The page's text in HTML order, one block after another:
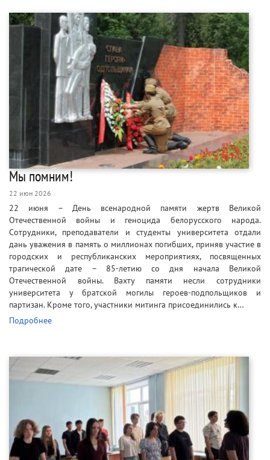
Мы помним!
22 июн 2026
22 июня – День всенародной памяти жертв Великой
Отечественной войны и геноцида белорусского народа.
Сотрудники, преподаватели и студенты университета отдали
дань уважения в память о миллионах погибших, приняв участие в
городских и республиканских мероприятиях, посвященных
трагической дате – 85-летию со дня начала Великой
Отечественной войны. Вахту памяти несли сотрудники
университета у братской могилы героев-подпольщиков и
партизан. Кроме того, участники митинга присоединились к…
Подробнее